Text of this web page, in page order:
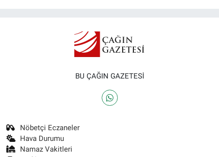
BU ÇAĞIN GAZETESİ
Nöbetçi Eczaneler
Hava Durumu
Namaz Vakitleri